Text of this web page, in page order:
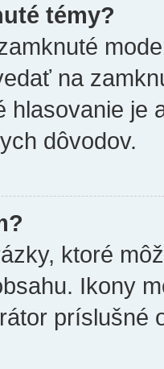
témy?
na
hlasovanie je
dôvodov.
ktoré
Ikony
príslušné